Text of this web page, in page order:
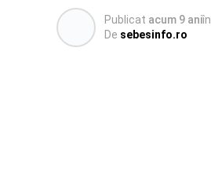
Publicat acum 9 aniîn
De sebesinfo.ro